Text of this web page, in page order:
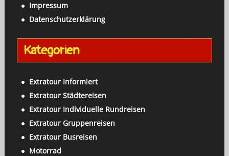
e
n
a
h
Impressum
Datenschutzerklärung
Kategorien
Extratour Informiert
Extratour Städtereisen
Extratour Individuelle Rundreisen
Extratour Gruppenreisen
Extratour Busreisen
Motorrad